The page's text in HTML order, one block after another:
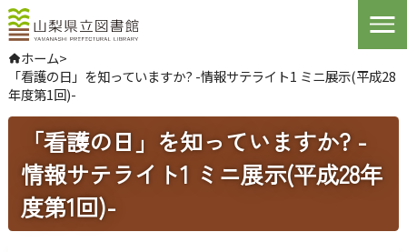
Open
やさしい日本語
よくある質問
お問い合わせ
ログインする
ホーム>
「看護の日」を知っていますか? -情報サテライト1 ミニ展示(平成28
年度第1回)-
「看護の日」を知っていますか? -
情報サテライト1 ミニ展示(平成28年
度第1回)-